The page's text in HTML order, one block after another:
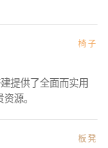
椅子
提供了全面而实用
源。
板凳